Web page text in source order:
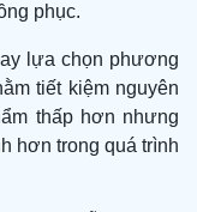
phục.
lựa chọn phương
tiết kiệm nguyên
thấp hơn nhưng
hơn trong quá trình